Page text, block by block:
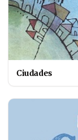
Ciudades